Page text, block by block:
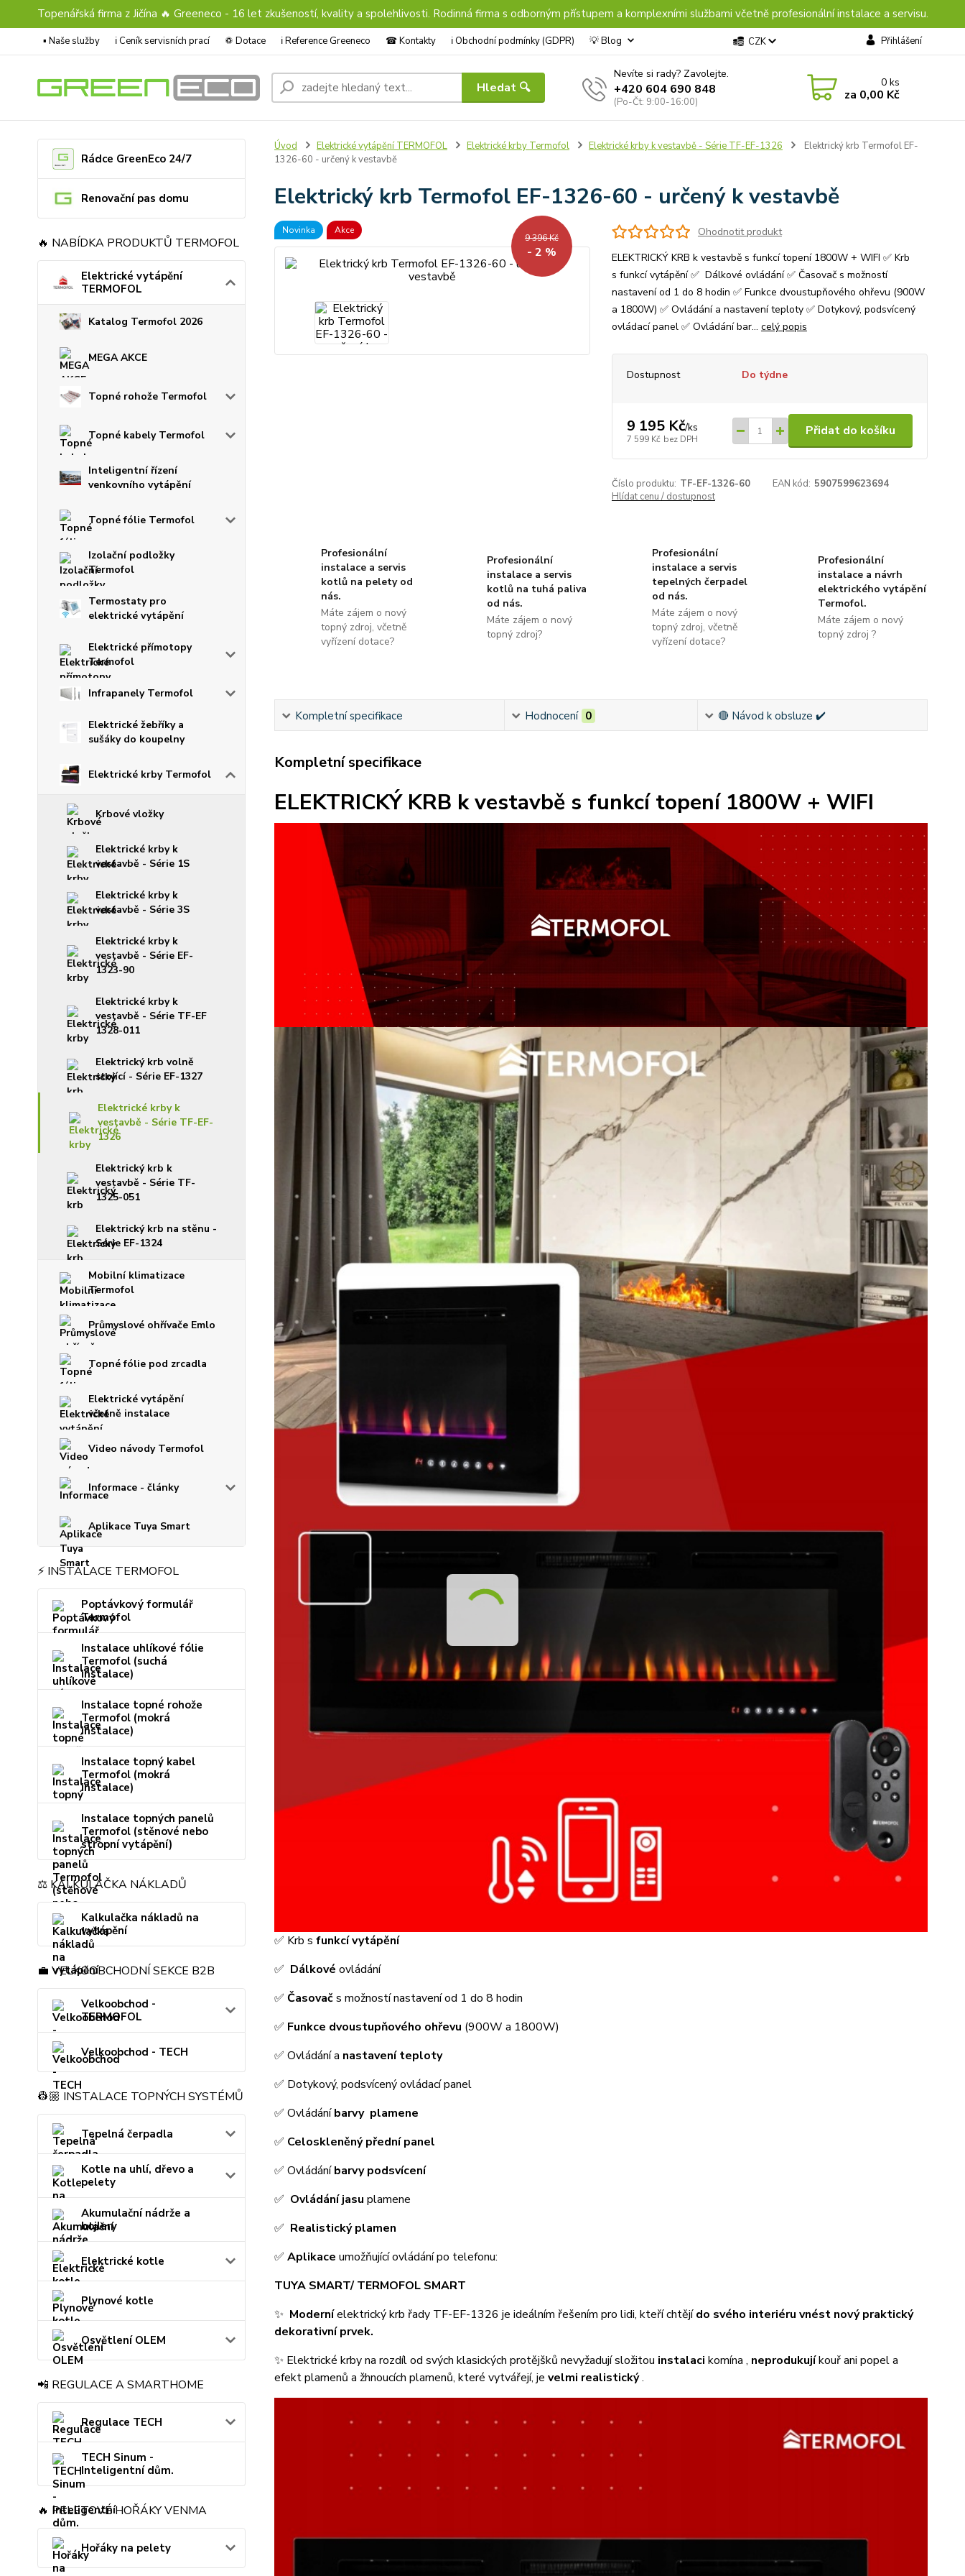
Topenářská firma z Jičína 🔥 Greeneco - 16 let zkušeností, kvality a spolehlivosti. Rodinná firma s odborným přístupem a komplexními službami včetně profesionální instalace a servisu.
▪️ Naše služby ℹ︎ Ceník servisních prací ♽ Dotace ℹ︎ Reference Greeneco ☎︎ Kontakty ℹ︎ Obchodní podmínky (GDPR) 💡 Blog CZK Přihlášení
Hledat 🔍
Nevíte si rady? Zavolejte.
+420 604 690 848
(Po-Čt: 9:00-16:00)
0ks
za 0,00 Kč
Rádce GreenEco 24/7
Renovační pas domu
🔥 NABÍDKA PRODUKTŮ TERMOFOL
Elektrické vytápění
TERMOFOL
Katalog Termofol 2026
MEGA AKCE
Topné rohože Termofol
Topné kabely Termofol
Inteligentní řízení
venkovního vytápění
Topné fólie Termofol
Izolační podložky
Termofol
Termostaty pro
elektrické vytápění
Elektrické přímotopy
Termofol
Infrapanely Termofol
Elektrické žebříky a
sušáky do koupelny
Elektrické krby Termofol
Krbové vložky
Elektrické krby k
vestavbě - Série 1S
Elektrické krby k
vestavbě - Série 3S
Elektrické krby k
vestavbě - Série EF-
1323-90
Elektrické krby k
vestavbě - Série TF-EF
1328-011
Elektrický krb volně
stojící - Série EF-1327
Elektrické krby k
vestavbě - Série TF-EF-
1326
Elektrický krb k
vestavbě - Série TF-
1325-051
Elektrický krb na stěnu -
Série EF-1324
Mobilní klimatizace
Termofol
Průmyslové ohřívače Emlo
Topné fólie pod zrcadla
Elektrické vytápění
včetně instalace
Video návody Termofol
Informace - články
Aplikace Tuya Smart
⚡ INSTALACE TERMOFOL
Poptávkový formulář
Termofol
Instalace uhlíkové fólie
Termofol (suchá
instalace)
Instalace topné rohože
Termofol (mokrá
instalace)
Instalace topný kabel
Termofol (mokrá
instalace)
Instalace topných panelů
Termofol (stěnové nebo
stropní vytápění)
⚖️ KALKULAČKA NÁKLADŮ
Kalkulačka nákladů na
vytápění
💼 VELKOOBCHODNÍ SEKCE B2B
Velkoobchod -
TERMOFOL
Velkoobchod - TECH
👷🏼 INSTALACE TOPNÝCH SYSTÉMŮ
Tepelná čerpadla
Kotle na uhlí, dřevo a
pelety
Akumulační nádrže a
bojlery
Elektrické kotle
Plynové kotle
Osvětlení OLEM
📲 REGULACE A SMARTHOME
Regulace TECH
TECH Sinum -
Inteligentní dům.
🔥 PELETOVÉ HOŘÁKY VENMA
Hořáky na pelety
Úvod Elektrické vytápění TERMOFOL Elektrické krby Termofol Elektrické krby k vestavbě - Série TF-EF-1326
Elektrický krb Termofol EF-
1326-60 - určený k vestavbě
Elektrický krb Termofol EF-1326-60 - určený k vestavbě
Novinka Akce
9 396 Kč
- 2 %
Ohodnotit produkt
ELEKTRICKÝ KRB k vestavbě s funkcí topení 1800W + WIFI ✅ Krb
s funkcí vytápění ✅ Dálkové ovládání ✅ Časovač s možností
nastavení od 1 do 8 hodin ✅ Funkce dvoustupňového ohřevu (900W
a 1800W) ✅ Ovládání a nastavení teploty ✅ Dotykový, podsvícený
ovládací panel ✅ Ovládání bar... celý popis
Dostupnost Do týdne
9 195 Kč/ks
7 599 Kč bez DPH
Přidat do košíku
Číslo produktu: TF-EF-1326-60 EAN kód: 5907599623694
Hlídat cenu / dostupnost
Profesionální
instalace a servis
kotlů na pelety od
nás.
Máte zájem o nový
topný zdroj, včetně
vyřízení dotace?
Profesionální
instalace a servis
kotlů na tuhá paliva
od nás.
Máte zájem o nový
topný zdroj?
Profesionální
instalace a servis
tepelných čerpadel
od nás.
Máte zájem o nový
topný zdroj, včetně
vyřízení dotace?
Profesionální
instalace a návrh
elektrického vytápění
Termofol.
Máte zájem o nový
topný zdroj ?
Kompletní specifikace Hodnocení 0 🔴 Návod k obsluze ✔️
Kompletní specifikace
ELEKTRICKÝ KRB k vestavbě s funkcí topení 1800W + WIFI
✅ Krb s funkcí vytápění
✅ Dálkové ovládání
✅ Časovačs možností nastavení od 1 do 8 hodin
✅ Funkce dvoustupňového ohřevu (900W a 1800W)
✅ Ovládání a nastavení teploty
✅ Dotykový, podsvícený ovládací panel
✅ Ovládáníbarvy plamene
✅ Celoskleněný přední panel
✅ Ovládáníbarvy podsvícení
✅ Ovládání jasu plamene
✅ Realistický plamen
✅ Aplikace umožňující ovládání po telefonu:
TUYA SMART/ TERMOFOL SMART
✨ Moderníelektrický krb řady TF-EF-1326 je ideálním řešením pro lidi, kteří chtějído svého interiéru vnést nový praktický
dekorativní prvek.
✨ Elektrické krby na rozdíl od svých klasických protějšků nevyžadují složitou instalaci komína , neprodukujíkouř ani popel a
efekt plamenů a žhnoucích plamenů, které vytvářejí, je velmi realistický.